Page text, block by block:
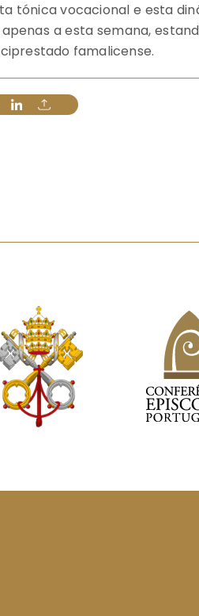
tónica vocacional e esta
a esta semana,
famalicense.